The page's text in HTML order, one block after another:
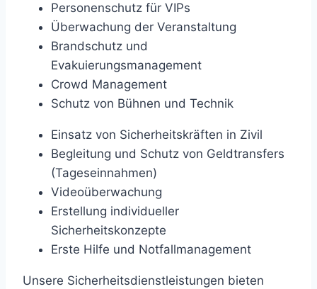
Personenschutz für VIPs
Überwachung der Veranstaltung
Brandschutz und
Evakuierungsmanagement
Crowd Management
Schutz von Bühnen und Technik
Einsatz von Sicherheitskräften in Zivil
Begleitung und Schutz von Geldtransfers
(Tageseinnahmen)
Videoüberwachung
Erstellung individueller
Sicherheitskonzepte
Erste Hilfe und Notfallmanagement
Unsere Sicherheitsdienstleistungen bieten